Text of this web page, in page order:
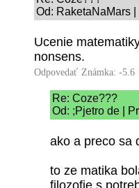
Od: RaketaNaMars
Ucenie
nonsens.
Odpovedať Známka: -5.6
Re: Coze???
Od: ;Pjetro de |
ako a preco sa
to ze matika
filozofie s